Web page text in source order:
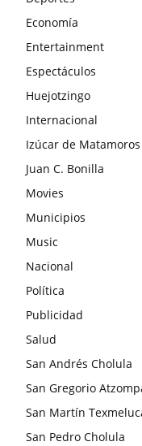
Economía
Entertainment
Espectáculos
Huejotzingo
Internacional
Izúcar de Matamoros
Juan C. Bonilla
Movies
Municipios
Music
Nacional
Política
Publicidad
Salud
San Andrés Cholula
San Gregorio
San Martín
San Pedro Cholula